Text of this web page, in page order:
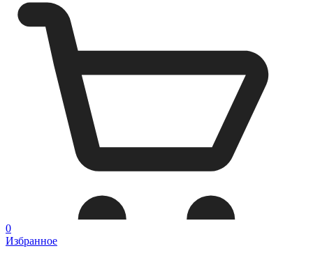
0
Избранное